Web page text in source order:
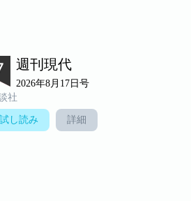
週刊現代
2026年8月17日号
社
試し読み 詳細